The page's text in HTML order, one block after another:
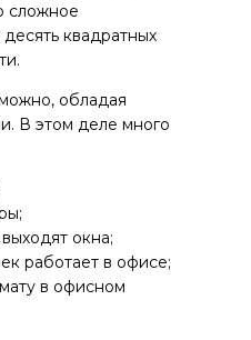
сложное
квадратных
обладая
В этом деле много
окна;
работает в офисе;
в офисном